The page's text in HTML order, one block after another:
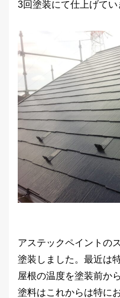
3回塗装にて仕上げてい
アステックペイントの
塗装しました。最近は
屋根の温度を塗装前か
塗料はこれからは特に